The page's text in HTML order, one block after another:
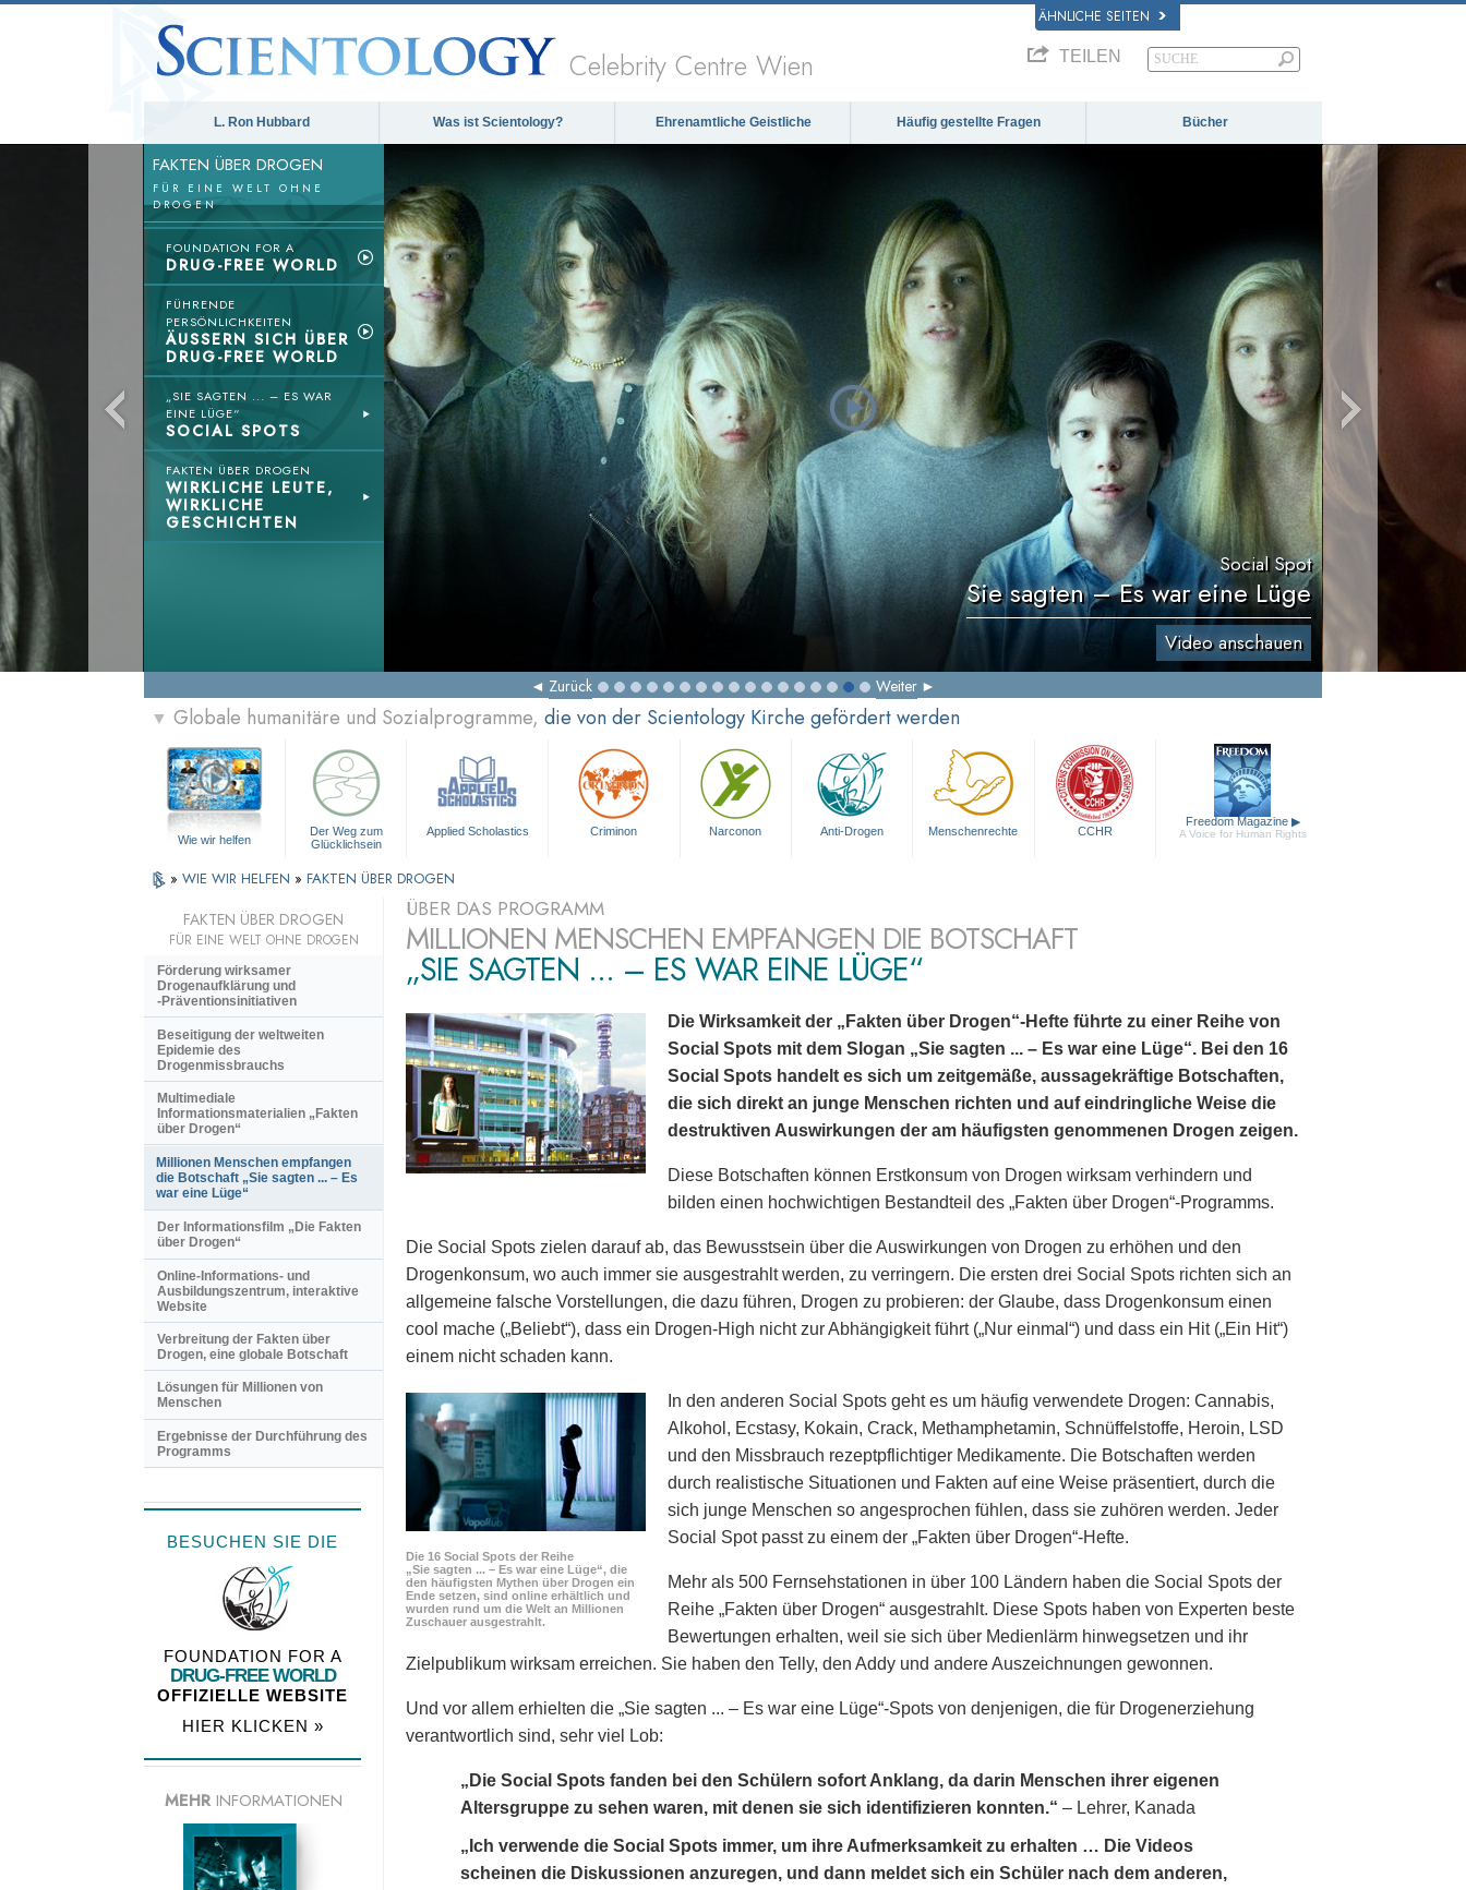
ÄHNLICHE SEITEN
Celebrity Centre Wien TEILEN
L. Ron Hubbard Was ist Scientology? Ehrenamtliche Geistliche Häufig gestellte Fragen Bücher
FAKTEN ÜBER DROGEN
FÜR EINE WELT OHNE
DROGEN
FOUNDATION FOR A
DRUG-FREE WORLD
FÜHRENDE
PERSÖNLICHKEITEN
ÄUSSERN SICH ÜBER
DRUG-FREE WORLD
„SIE SAGTEN ... – ES WAR
EINE LÜGE“
SOCIAL SPOTS
FAKTEN ÜBER DROGEN
WIRKLICHE LEUTE,
WIRKLICHE
GESCHICHTEN
Social Spot
Sie sagten – Es war eine Lüge
Video anschauen
Zurück Weiter
▼ Globale humanitäre und Sozialprogramme, die von der Scientology Kirche gefördert werden
Wie wir helfen
Der Weg zum
Glücklichsein
Applied Scholastics Criminon Narconon Anti-Drogen Menschenrechte CCHR
Freedom Magazine ▶
A Voice for Human Rights
» WIE WIR HELFEN » FAKTEN ÜBER DROGEN
ÜBER DAS PROGRAMM
MILLIONEN MENSCHEN EMPFANGEN DIE BOTSCHAFT
„SIE SAGTEN ... – ES WAR EINE LÜGE“
Die Wirksamkeit der „Fakten über Drogen“-Hefte führte zu einer Reihe von
Social Spots mit dem Slogan „Sie sagten ... – Es war eine Lüge“. Bei den 16
Social Spots handelt es sich um zeitgemäße, aussagekräftige Botschaften,
die sich direkt an junge Menschen richten und auf eindringliche Weise die
destruktiven Auswirkungen der am häufigsten genommenen Drogen zeigen.
Diese Botschaften können Erstkonsum von Drogen wirksam verhindern und
bilden einen hochwichtigen Bestandteil des „Fakten über Drogen“-Programms.
Die Social Spots zielen darauf ab, das Bewusstsein über die Auswirkungen von Drogen zu erhöhen und den
Drogenkonsum, wo auch immer sie ausgestrahlt werden, zu verringern. Die ersten drei Social Spots richten sich an
allgemeine falsche Vorstellungen, die dazu führen, Drogen zu probieren: der Glaube, dass Drogenkonsum einen
cool mache („Beliebt“), dass ein Drogen-High nicht zur Abhängigkeit führt („Nur einmal“) und dass ein Hit („Ein Hit“)
einem nicht schaden kann.
Die 16 Social Spots der Reihe
„Sie sagten ... – Es war eine Lüge“, die
den häufigsten Mythen über Drogen ein
Ende setzen, sind online erhältlich und
wurden rund um die Welt an Millionen
Zuschauer ausgestrahlt.
In den anderen Social Spots geht es um häufig verwendete Drogen: Cannabis,
Alkohol, Ecstasy, Kokain, Crack, Methamphetamin, Schnüffelstoffe, Heroin, LSD
und den Missbrauch rezeptpflichtiger Medikamente. Die Botschaften werden
durch realistische Situationen und Fakten auf eine Weise präsentiert, durch die
sich junge Menschen so angesprochen fühlen, dass sie zuhören werden. Jeder
Social Spot passt zu einem der „Fakten über Drogen“-Hefte.
Mehr als 500 Fernsehstationen in über 100 Ländern haben die Social Spots der
Reihe „Fakten über Drogen“ ausgestrahlt. Diese Spots haben von Experten beste
Bewertungen erhalten, weil sie sich über Medienlärm hinwegsetzen und ihr
Zielpublikum wirksam erreichen. Sie haben den Telly, den Addy und andere Auszeichnungen gewonnen.
Und vor allem erhielten die „Sie sagten ... – Es war eine Lüge“-Spots von denjenigen, die für Drogenerziehung
verantwortlich sind, sehr viel Lob:
„Die Social Spots fanden bei den Schülern sofort Anklang, da darin Menschen ihrer eigenen
Altersgruppe zu sehen waren, mit denen sie sich identifizieren konnten.“ – Lehrer, Kanada
„Ich verwende die Social Spots immer, um ihre Aufmerksamkeit zu erhalten … Die Videos
scheinen die Diskussionen anzuregen, und dann meldet sich ein Schüler nach dem anderen,
FAKTEN ÜBER DROGEN
FÜR EINE WELT OHNE DROGEN
Förderung wirksamer
Drogenaufklärung und
-Präventionsinitiativen
Beseitigung der weltweiten
Epidemie des
Drogenmissbrauchs
Multimediale
Informationsmaterialien „Fakten
über Drogen“
Millionen Menschen empfangen
die Botschaft „Sie sagten ... – Es
war eine Lüge“
Der Informationsfilm „Die Fakten
über Drogen“
Online-Informations- und
Ausbildungszentrum, interaktive
Website
Verbreitung der Fakten über
Drogen, eine globale Botschaft
Lösungen für Millionen von
Menschen
Ergebnisse der Durchführung des
Programms
BESUCHEN SIE DIE
FOUNDATION FOR A
DRUG-FREE WORLD
OFFIZIELLE WEBSITE
HIER KLICKEN »
MEHR INFORMATIONEN